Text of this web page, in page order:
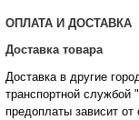
ОПЛАТА И ДОСТАВКА
Доставка товара
Доставка в другие
транспортной службой
предоплаты зависит